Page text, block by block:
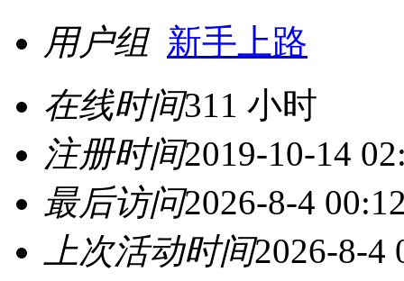
用户组 新手上路
在线时间311 小时
注册时间2019-10-14
最后访问2026-8-4
上次活动时间2026-8-4